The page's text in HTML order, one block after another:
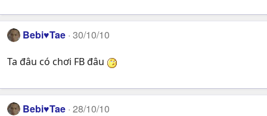
Bebi♥Tae 30/10/10
Ta đâu có chơi FB đâu
Bebi♥Tae 28/10/10